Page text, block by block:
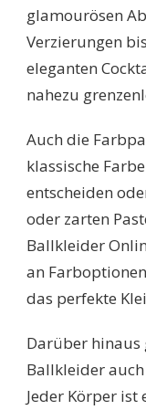
glamourösen
Verzierungen
eleganten
nahezu
Auch die
klassische
entscheiden
oder zarten
Ballkleider
an
das perfekte
Darüber hinaus
Ballkleider
Jeder Körper